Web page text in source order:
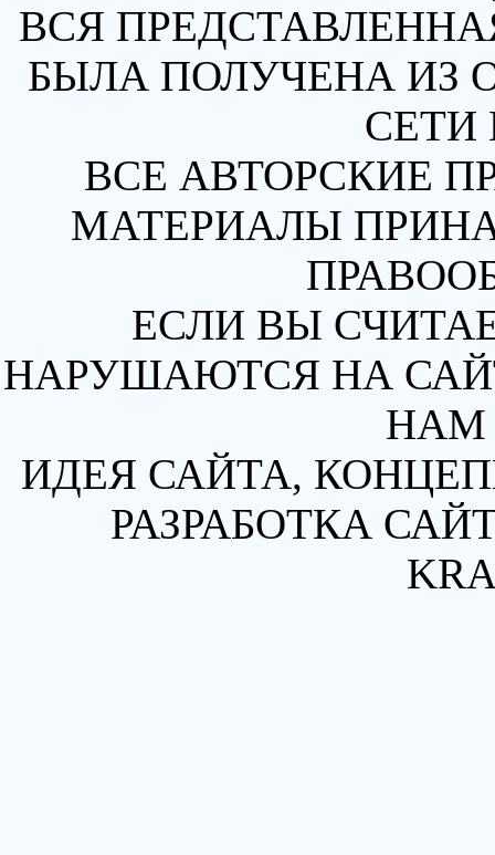
ВСЯ
БЫЛА ПОЛУЧЕНА ИЗ
СЕТИ
ВСЕ АВТОРСКИЕ
МАТЕРИАЛЫ
ЕСЛИ ВЫ
НАРУШАЮТСЯ НА
НАМ
ИДЕЯ САЙТА,
РАЗРАБОТКА